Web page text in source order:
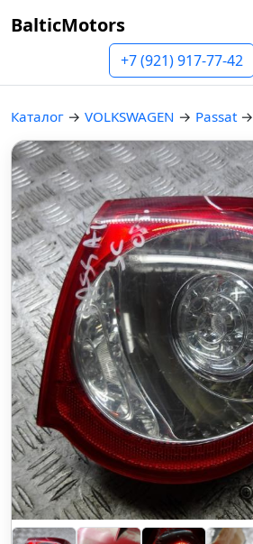
BalticMotors
+7 (921) 917-77-42
Каталог → VOLKSWAGEN → Passat →